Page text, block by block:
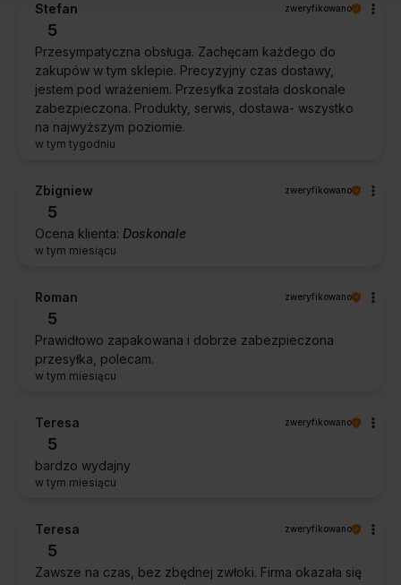
Stefan zweryfikowano
5
Przesympatyczna obsługa. Zachęcam każdego do
zakupów w tym sklepie. Precyzyjny czas dostawy,
jestem pod wrażeniem. Przesyłka została doskonale
zabezpieczona. Produkty, serwis, dostawa- wszystko
na najwyższym poziomie.
w tym tygodniu
Zbigniew zweryfikowano
5
Ocena klienta: Doskonale
w tym miesiącu
Roman zweryfikowano
5
Prawidłowo zapakowana i dobrze zabezpieczona
przesyłka, polecam.
w tym miesiącu
Teresa zweryfikowano
5
bardzo wydajny
w tym miesiącu
Teresa zweryfikowano
5
Zawsze na czas, bez zbędnej zwłoki. Firma okazała się